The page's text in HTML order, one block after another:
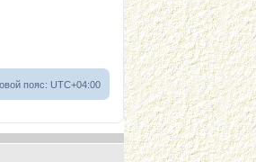
пояс: UTC+04:00